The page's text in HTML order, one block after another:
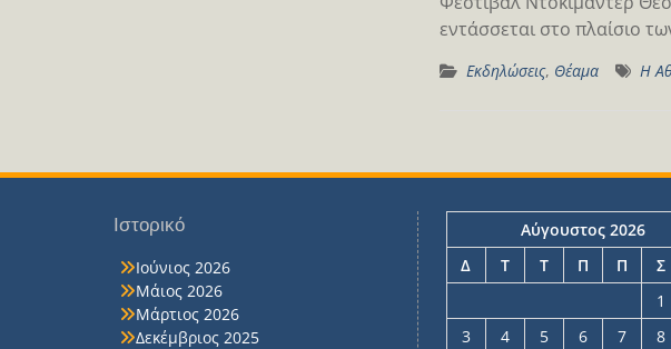
εντάσσεται στο πλαίσιο
Εκδηλώσεις, Θέαμα Η
Ιστορικό
Ιούνιος 2026
Μάιος 2026
Μάρτιος 2026
Δεκέμβριος 2025
Αύγουστος 2026
Δ
Τ Τ Π Π Σ
1
3
4 5 6 7 8